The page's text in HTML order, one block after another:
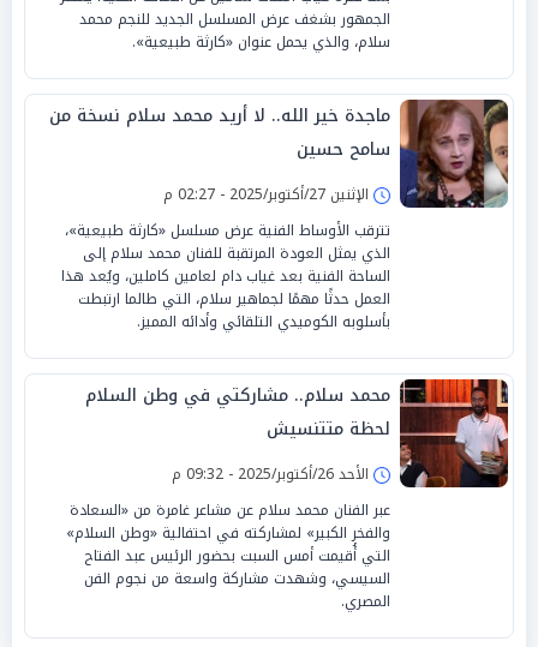
الجمهور بشغف عرض المسلسل الجديد للنجم محمد
سلام، والذي يحمل عنوان «كارثة طبيعية».
ماجدة خير الله.. لا أريد محمد سلام نسخة من
سامح حسين
الإثنين 27/أكتوبر/2025 - 02:27 م
تترقب الأوساط الفنية عرض مسلسل «كارثة طبيعية»،
الذي يمثل العودة المرتقبة للفنان محمد سلام إلى
الساحة الفنية بعد غياب دام لعامين كاملين، ويُعد هذا
العمل حدثًا مهمًا لجماهير سلام، التي طالما ارتبطت
بأسلوبه الكوميدي التلقائي وأدائه المميز.
محمد سلام.. مشاركتي في وطن السلام
لحظة متتنسيش
الأحد 26/أكتوبر/2025 - 09:32 م
عبر الفنان محمد سلام عن مشاعر غامرة من «السعادة
والفخر الكبير» لمشاركته في احتفالية «وطن السلام»
التي أُقيمت أمس السبت بحضور الرئيس عبد الفتاح
السيسي، وشهدت مشاركة واسعة من نجوم الفن
المصري.